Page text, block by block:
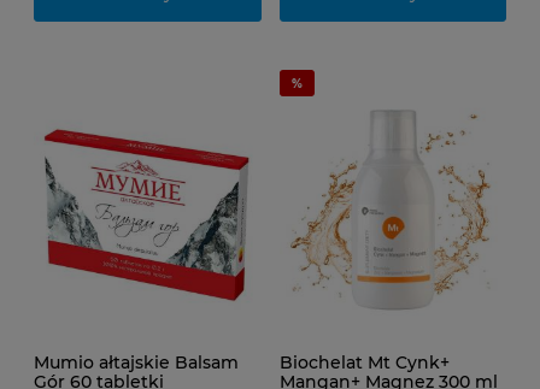
Mumio ałtajskie Balsam
Gór 60 tabletki
Biochelat Mt Cynk+
Mangan+ Magnez 300 ml